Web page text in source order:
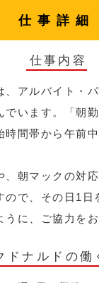
仕事詳細
仕事内容
、アルバイト・
でいます。「朝
時間帯から午前
、朝マックの対
ので、その日1日
に、ご協力をお
ドナルドの働